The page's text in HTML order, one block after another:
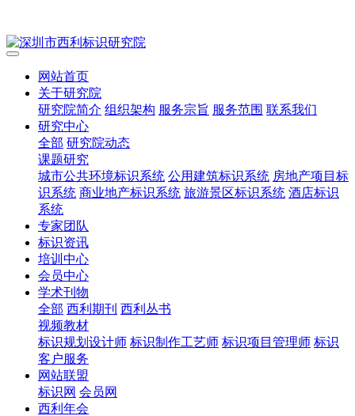
网站首页
关于研究院
研究院简介 组织架构 服务宗旨 服务范围 联系我们
研究中心
全部 研究院动态
课题研究
城市公共环境标识系统 公用建筑标识系统 房地产项目标
识系统 商业地产标识系统 旅游景区标识系统 酒店标识
系统
专家团队
标识资讯
培训中心
会员中心
学术刊物
全部 西利期刊 西利丛书
视频教材
标识规划设计师 标识制作工艺师 标识项目管理师 标识
客户服务
网站联盟
标识网 会员网
西利年会